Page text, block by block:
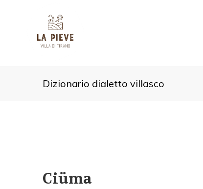
Dizionario dialetto villasco
Ciüma